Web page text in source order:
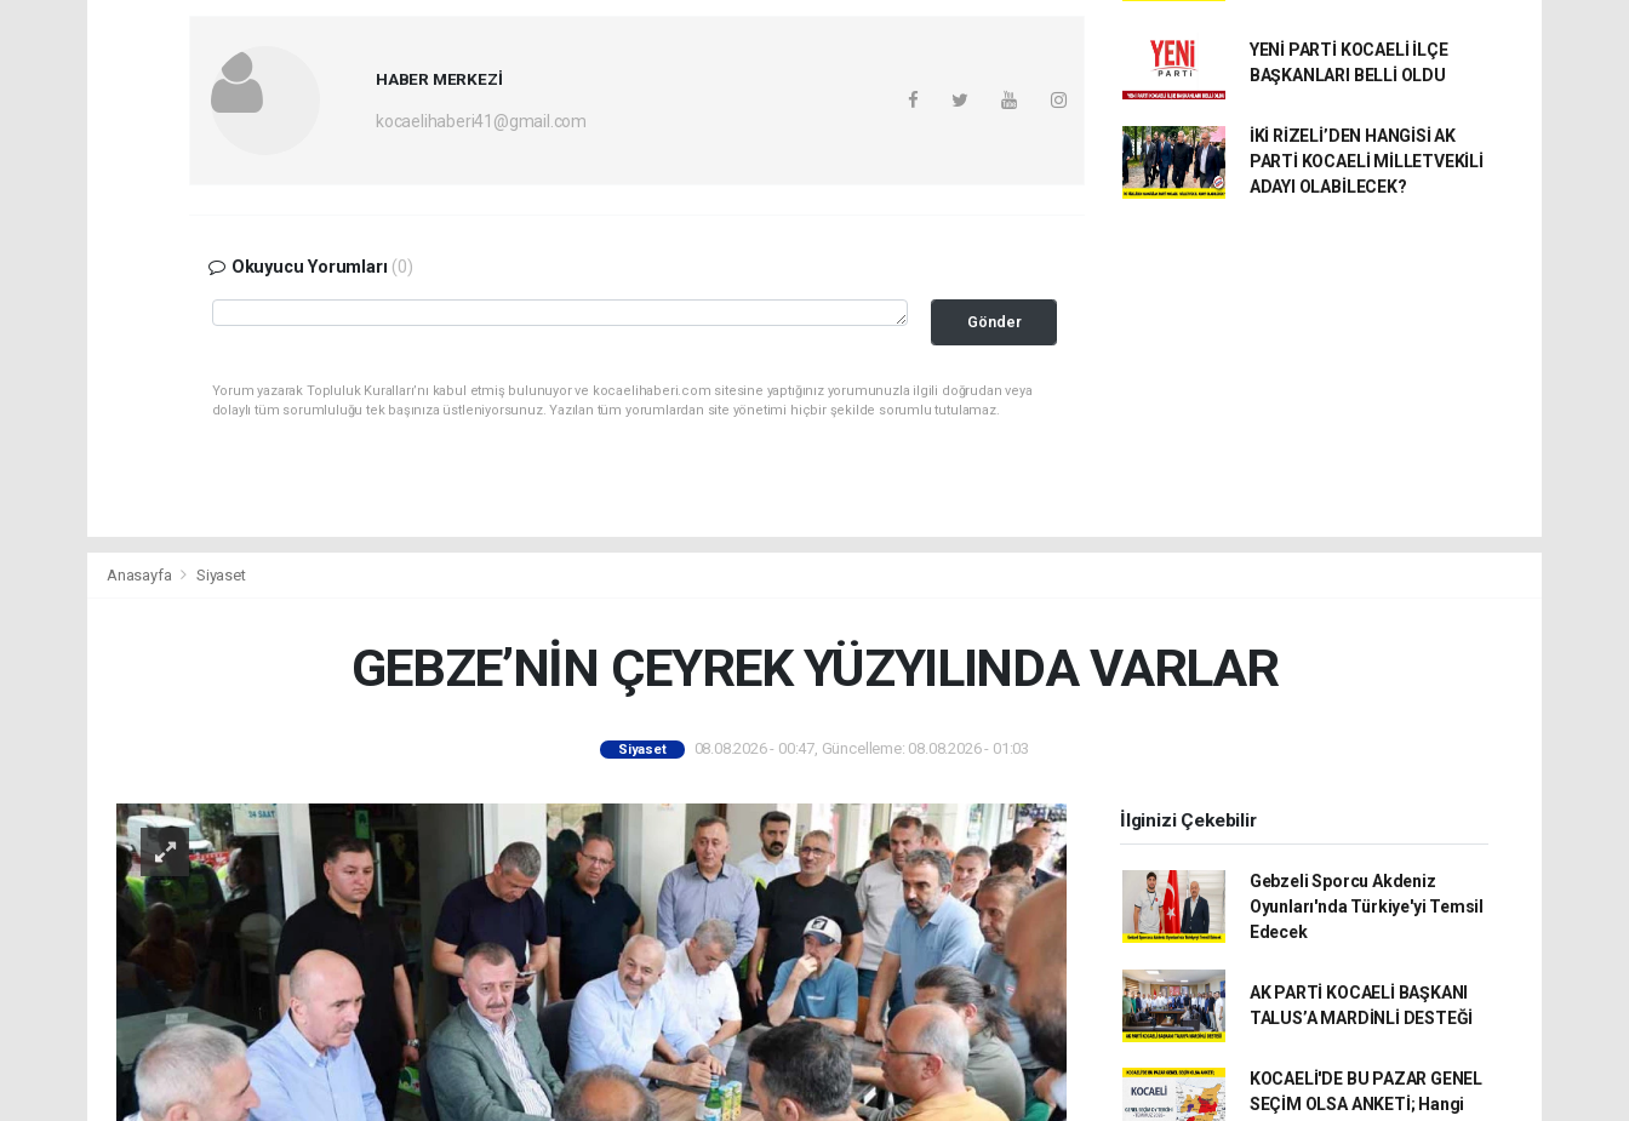
HABER MERKEZİ
kocaelihaberi41@gmail.com
Okuyucu Yorumları (0)
Gönder
Yorum yazarak Topluluk Kuralları’nı kabul etmiş bulunuyor ve kocaelihaberi.com sitesine yaptığınız yorumunuzla ilgili doğrudan veya
dolaylı tüm sorumluluğu tek başınıza üstleniyorsunuz. Yazılan tüm yorumlardan site yönetimi hiçbir şekilde sorumlu tutulamaz.
YENİ PARTİ KOCAELİ İLÇE
BAŞKANLARI BELLİ OLDU
İKİ RİZELİ’DEN HANGİSİ AK
PARTİ KOCAELİ MİLLETVEKİLİ
ADAYI OLABİLECEK?
Anasayfa Siyaset
GEBZE’NİN ÇEYREK YÜZYILINDA VARLAR
Siyaset 08.08.2026 - 00:47, Güncelleme: 08.08.2026 - 01:03
İlginizi Çekebilir
Gebzeli Sporcu Akdeniz
Oyunları'nda Türkiye'yi Temsil
Edecek
AK PARTİ KOCAELİ BAŞKANI
TALUS’A MARDİNLİ DESTEĞİ
KOCAELİ'DE BU PAZAR GENEL
SEÇİM OLSA ANKETİ; Hangi